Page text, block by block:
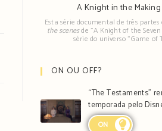
A Knight in the Making
Esta série documental de três partes
the scenesde "A Knight of the
série do universo "Game of
ON OU OFF?
“The Testaments”
temporada pelo
ON